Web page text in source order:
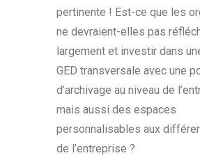
pertinente ! Est-ce que les
ne devraient-elles pas
largement et investir dans
GED transversale avec une
d’archivage au niveau de
mais aussi des espaces
personnalisables aux
de l’entreprise ?